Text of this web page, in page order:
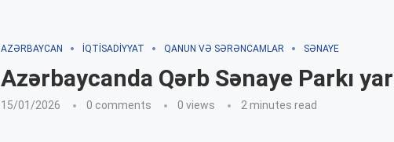
AZƏRBAYCAN İQTISADIYYAT QANUN VƏ SƏRƏNCAMLAR SƏNAYE
Azərbaycanda Qərb Sənaye Parkı
15/01/2026 0 comments 0 views 2 minutes read